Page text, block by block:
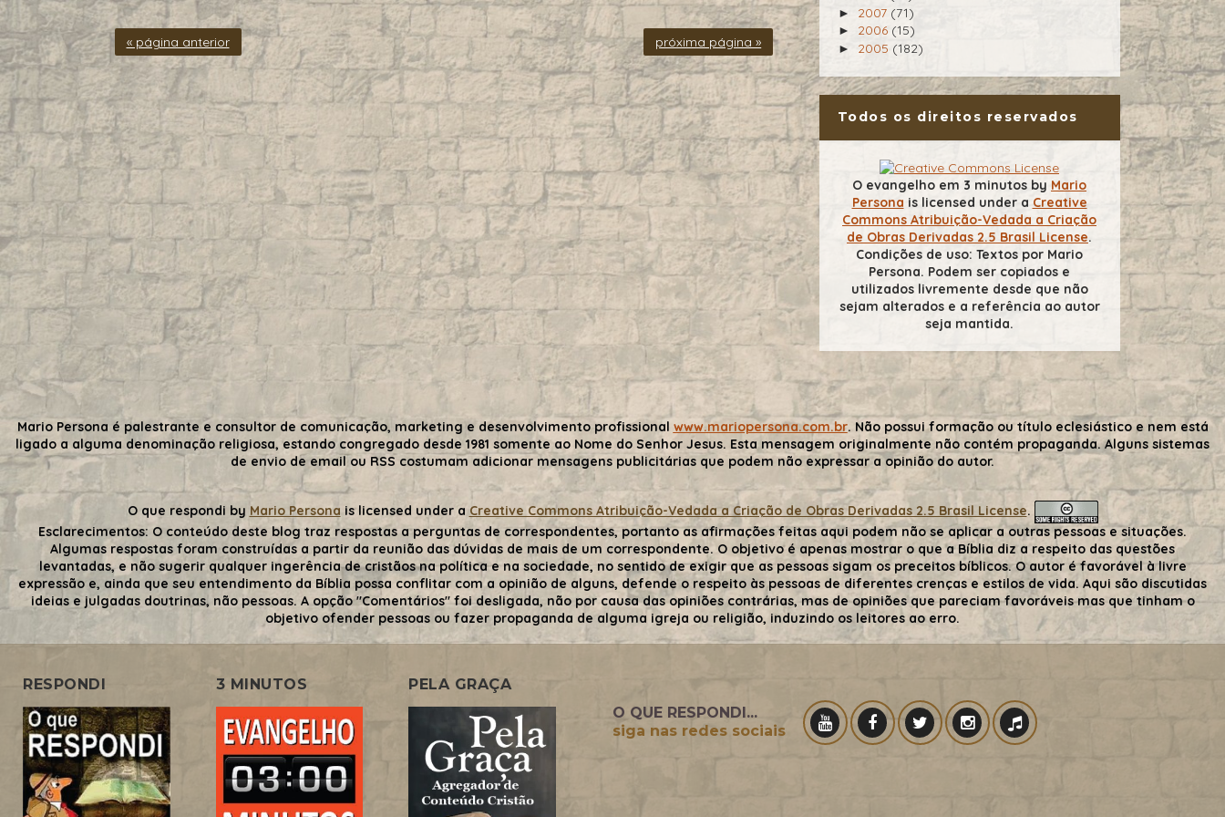
« página anterior próxima página »
► 2007 (71)
► 2006 (15)
► 2005 (182)
Todos os direitos reservados
O evangelho em 3 minutos by Mario
Persona is licensed under a Creative
Commons Atribuição-Vedada a Criação
de Obras Derivadas 2.5 Brasil License.
Condições de uso: Textos por Mario
Persona. Podem ser copiados e
utilizados livremente desde que não
sejam alterados e a referência ao autor
seja mantida.
Mario Persona é palestrante e consultor de comunicação, marketing e desenvolvimento profissional www.mariopersona.com.br. Não possui formação ou título eclesiástico e nem está
ligado a alguma denominação religiosa, estando congregado desde 1981 somente ao Nome do Senhor Jesus. Esta mensagem originalmente não contém propaganda. Alguns sistemas
de envio de email ou RSS costumam adicionar mensagens publicitárias que podem não expressar a opinião do autor.
O que respondi by Mario Persona is licensed under aCreative Commons Atribuição-Vedada a Criação de Obras Derivadas 2.5 Brasil License.
Esclarecimentos: O conteúdo deste blog traz respostas a perguntas de correspondentes, portanto as afirmações feitas aqui podem não se aplicar a outras pessoas e situações.
Algumas respostas foram construídas a partir da reunião das dúvidas de mais de um correspondente. O objetivo é apenas mostrar o que a Bíblia diz a respeito das questões
levantadas, e não sugerir qualquer ingerência de cristãos na política e na sociedade, no sentido de exigir que as pessoas sigam os preceitos bíblicos. O autor é favorável à livre
expressão e, ainda que seu entendimento da Bíblia possa conflitar com a opinião de alguns, defende o respeito às pessoas de diferentes crenças e estilos de vida. Aqui são discutidas
ideias e julgadas doutrinas, não pessoas. A opção "Comentários" foi desligada, não por causa das opiniões contrárias, mas de opiniões que pareciam favoráveis mas que tinham o
objetivo ofender pessoas ou fazer propaganda de alguma igreja ou religião, induzindo os leitores ao erro.
RESPONDI 3 MINUTOS
PELA GRAÇA
O QUE RESPONDI...
siga nas redes sociais